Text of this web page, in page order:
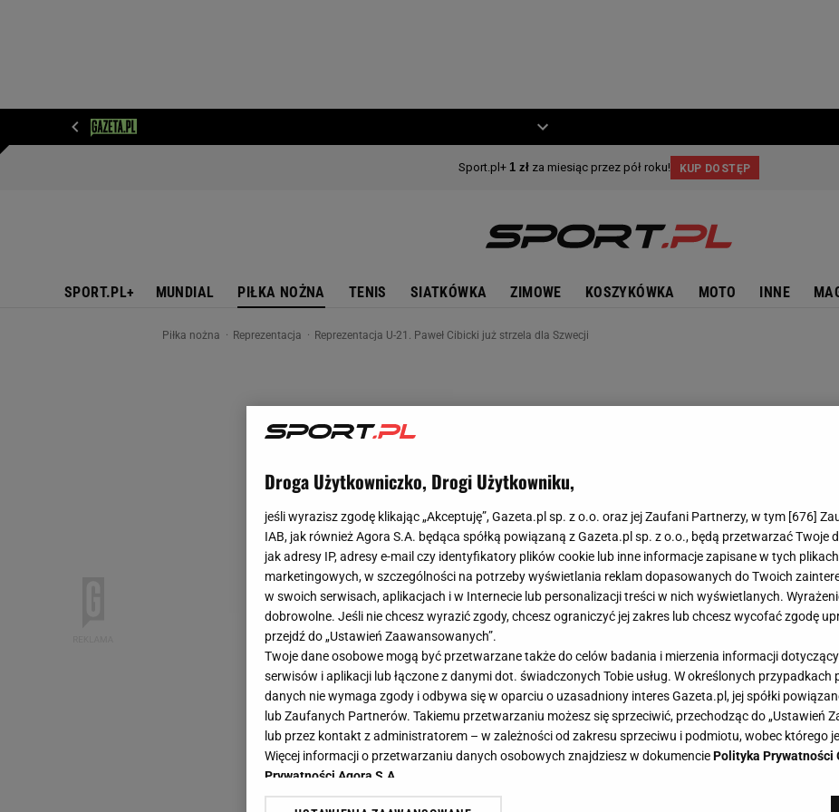
SPORT.PL+ MUNDIAL PIŁKA NOŻNA TENIS SIATKÓWKA ZIMOWE KOSZYKÓWKA MOTO INNE
Piłka nożna Reprezentacja Reprezentacja U-21. Paweł Cibicki już strzela dla Szwecji
Droga Użytkowniczko, Drogi Użytkowniku,
jeśli wyrazisz zgodę klikając „Akceptuję”, Gazeta.pl sp. z o.o. oraz jej Zaufani Partnerzy, w tym [676]
IAB, jak również Agora S.A. będąca spółką powiązaną z Gazeta.pl sp. z o.o., będą przetwarzać Twoje
jak adresy IP, adresy e-mail czy identyfikatory plików cookie lub inne informacje zapisane w tych
marketingowych, w szczególności na potrzeby wyświetlania reklam dopasowanych do Twoich
w swoich serwisach, aplikacjach i w Internecie lub personalizacji treści w nich wyświetlanych.
dobrowolne. Jeśli nie chcesz wyrazić zgody, chcesz ograniczyć jej zakres lub chcesz wycofać zgodę
przejdź do „Ustawień Zaawansowanych”.
Twoje dane osobowe mogą być przetwarzane także do celów badania i mierzenia informacji
serwisów i aplikacji lub łączone z danymi dot. świadczonych Tobie usług. W określonych przypadkach
danych nie wymaga zgody i odbywa się w oparciu o uzasadniony interes Gazeta.pl, jej spółki
lub Zaufanych Partnerów. Takiemu przetwarzaniu możesz się sprzeciwić, przechodząc do „Ustawień
lub przez kontakt z administratorem – w zależności od zakresu sprzeciwu i podmiotu, wobec którego
Więcej informacji o przetwarzaniu danych osobowych znajdziesz w dokumenciePolityka Prywatności
Prywatności Agora S.A.